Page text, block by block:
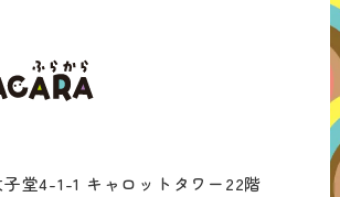
堂4-1-1 キャロットタワー22階